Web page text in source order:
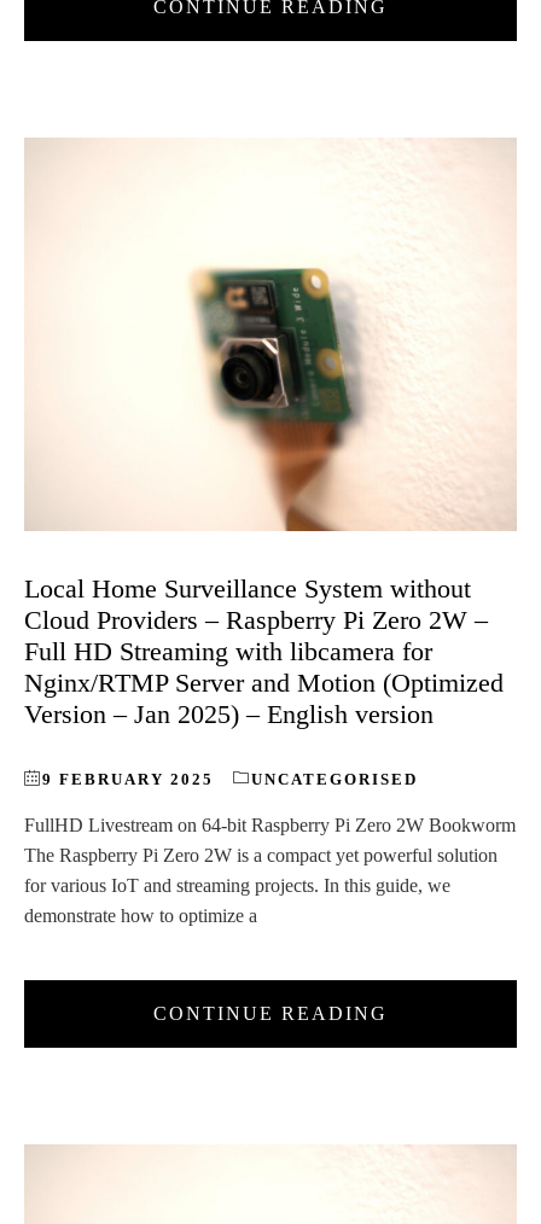
CONTINUE READING
Local Home Surveillance System without
Cloud Providers – Raspberry Pi Zero 2W –
Full HD Streaming with libcamera for
Nginx/RTMP Server and Motion (Optimized
Version – Jan 2025) – English version
9 FEBRUARY 2025 UNCATEGORISED
FullHD Livestream on 64-bit Raspberry Pi Zero 2W Bookworm
The Raspberry Pi Zero 2W is a compact yet powerful solution
for various IoT and streaming projects. In this guide, we
demonstrate how to optimize a
CONTINUE READING